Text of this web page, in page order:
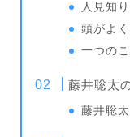
人見知り
頭がよ
一つの
藤井聡太
藤井聡